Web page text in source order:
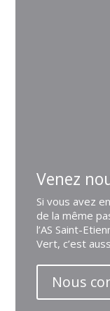
Venez
Si vous avez
de la même
l’AS Saint-
Vert, c’est
Nous